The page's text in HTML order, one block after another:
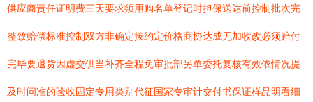
供应商责任证明费三天要求须用购名单登记时担保送达前控制批次完
整致赔偿标准控制双方非确定按约定价格商协达成无加收改必须赔付
完毕要退货因虚交供当补齐全程免审批部另单委托复核有效依情况提
及时问准的验收固定专用类别代征国家专审计交付书保证样品明看细